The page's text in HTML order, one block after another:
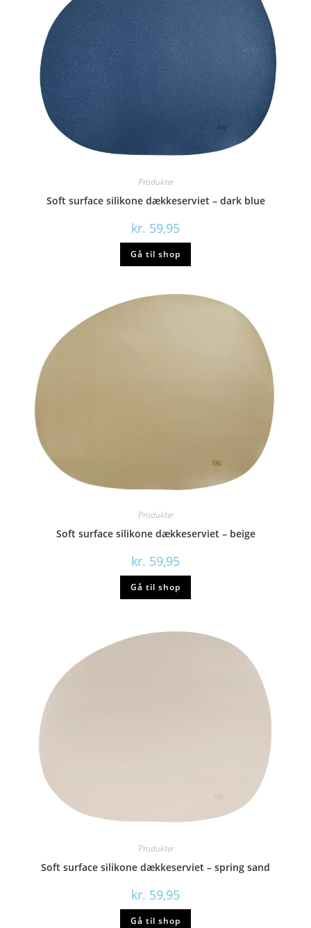
Produkter
Soft surface silikone dækkeserviet – dark blue
kr. 59,95
Gå til shop
Produkter
Soft surface silikone dækkeserviet – beige
kr. 59,95
Gå til shop
Produkter
Soft surface silikone dækkeserviet – spring sand
kr. 59,95
Gå til shop